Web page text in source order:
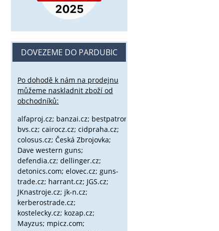
DOVEZEME DO PARDUBIC
Po dohodě k nám na prodejnu
můžeme naskladnit zboží od
obchodníků:
alfaproj.cz; banzai.cz; bestpatron.eu;
bvs.cz; cairocz.cz; cidpraha.cz;
colosus.cz; Česká Zbrojovka;
Dave western guns;
defendia.cz; dellinger.cz;
detonics.com; elovec.cz; guns-
trade.cz; harrant.cz; JGS.cz;
JKnastroje.cz; jk-n.cz;
kerberostrade.cz;
kostelecky.cz; kozap.cz;
Mayzus; mpicz.com;